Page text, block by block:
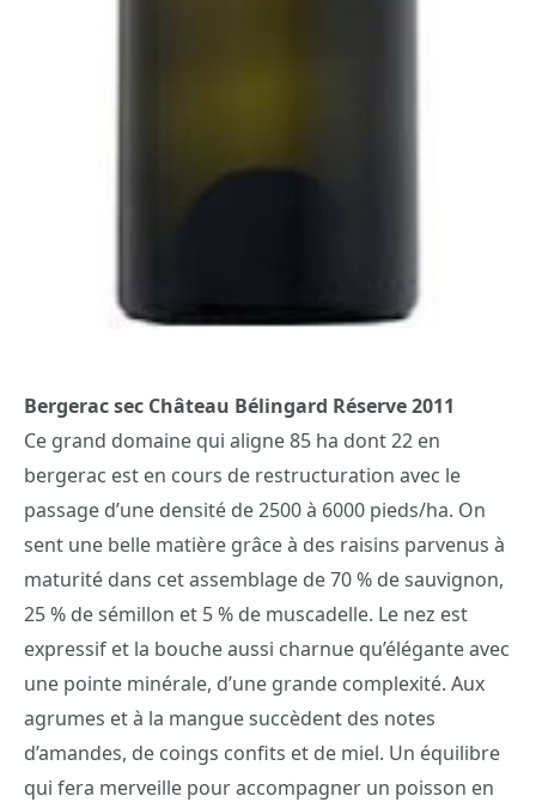
Bergerac sec Château Bélingard Réserve 2011
Ce grand domaine qui aligne 85 ha dont 22 en
bergerac est en cours de restructuration avec le
passage d’une densité de 2500 à 6000 pieds/ha. On
sent une belle matière grâce à des raisins parvenus à
maturité dans cet assemblage de 70 % de sauvignon,
25 % de sémillon et 5 % de muscadelle. Le nez est
expressif et la bouche aussi charnue qu’élégante avec
une pointe minérale, d’une grande complexité. Aux
agrumes et à la mangue succèdent des notes
d’amandes, de coings confits et de miel. Un équilibre
qui fera merveille pour accompagner un poisson en